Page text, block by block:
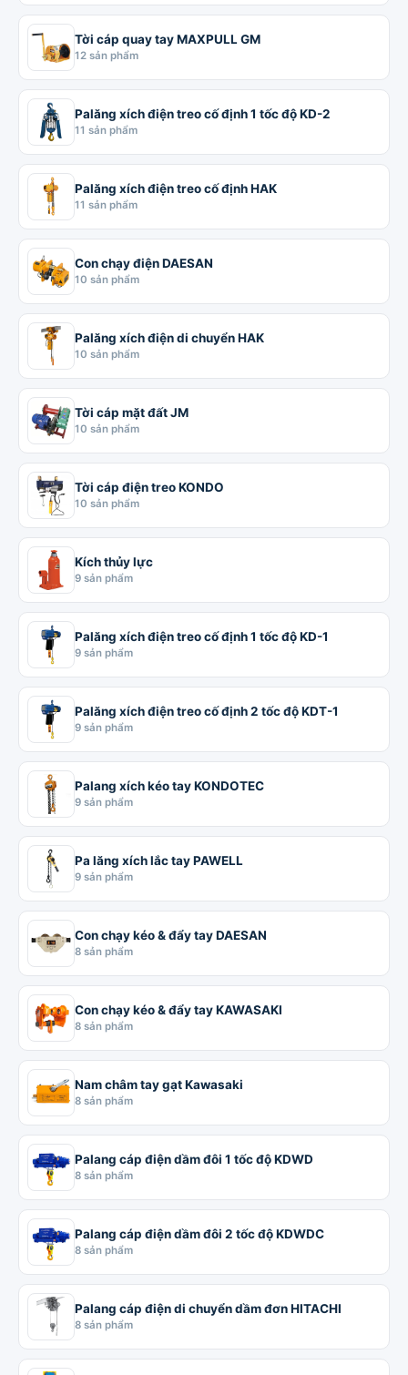
Tời cáp quay tay MAXPULL GM
12 sản phẩm
Palăng xích điện treo cố định 1 tốc độ KD-2
11 sản phẩm
Palăng xích điện treo cố định HAK
11 sản phẩm
Con chạy điện DAESAN
10 sản phẩm
Palăng xích điện di chuyển HAK
10 sản phẩm
Tời cáp mặt đất JM
10 sản phẩm
Tời cáp điện treo KONDO
10 sản phẩm
Kích thủy lực
9 sản phẩm
Palăng xích điện treo cố định 1 tốc độ KD-1
9 sản phẩm
Palăng xích điện treo cố định 2 tốc độ KDT-1
9 sản phẩm
Palang xích kéo tay KONDOTEC
9 sản phẩm
Pa lăng xích lắc tay PAWELL
9 sản phẩm
Con chạy kéo & đẩy tay DAESAN
8 sản phẩm
Con chạy kéo & đẩy tay KAWASAKI
8 sản phẩm
Nam châm tay gạt Kawasaki
8 sản phẩm
Palang cáp điện dầm đôi 1 tốc độ KDWD
8 sản phẩm
Palang cáp điện dầm đôi 2 tốc độ KDWDC
8 sản phẩm
Palang cáp điện di chuyển dầm đơn HITACHI
8 sản phẩm